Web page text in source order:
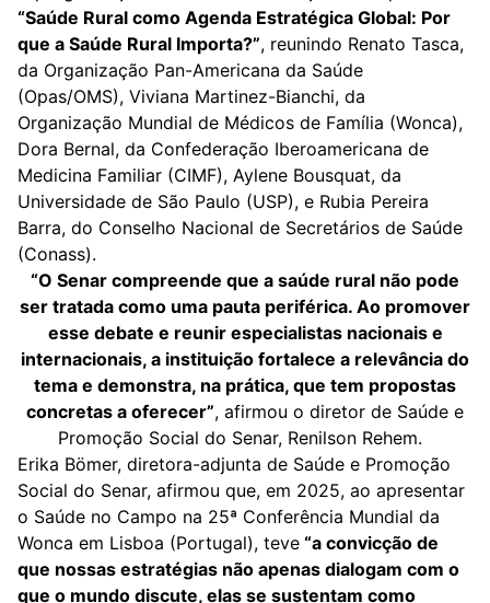
“Saúde Rural como Agenda Estratégica Global: Por
que a Saúde Rural Importa?”, reunindo Renato Tasca,
da Organização Pan-Americana da Saúde
(Opas/OMS), Viviana Martinez-Bianchi, da
Organização Mundial de Médicos de Família (Wonca),
Dora Bernal, da Confederação Iberoamericana de
Medicina Familiar (CIMF), Aylene Bousquat, da
Universidade de São Paulo (USP), e Rubia Pereira
Barra, do Conselho Nacional de Secretários de Saúde
(Conass).
“O Senar compreende que a saúde rural não pode
ser tratada como uma pauta periférica. Ao promover
esse debate e reunir especialistas nacionais e
internacionais, a instituição fortalece a relevância do
tema e demonstra, na prática, que tem propostas
concretas a oferecer”, afirmou o diretor de Saúde e
Promoção Social do Senar, Renilson Rehem.
Erika Bömer, diretora-adjunta de Saúde e Promoção
Social do Senar, afirmou que, em 2025, ao apresentar
o Saúde no Campo na 25ª Conferência Mundial da
Wonca em Lisboa (Portugal), teve “a convicção de
que nossas estratégias não apenas dialogam com o
que o mundo discute, elas se sustentam como